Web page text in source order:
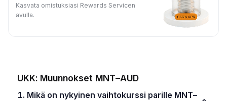
Kasvata omistuksiasi Rewards Servicen
avulla.
UKK: Muunnokset MNT–AUD
1. Mikä on nykyinen vaihtokurssi parille MNT–